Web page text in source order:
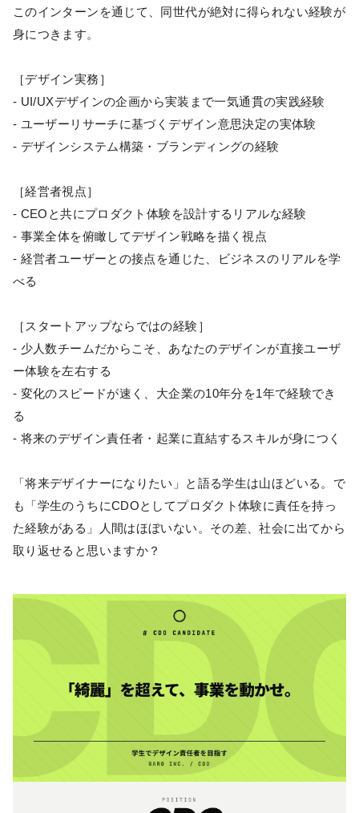
このインターンを通じて、同世代が絶対に得られない経験が
身につきます。
［デザイン実務］
- UI/UXデザインの企画から実装まで一気通貫の実践経験
- ユーザーリサーチに基づくデザイン意思決定の実体験
- デザインシステム構築・ブランディングの経験
［経営者視点］
- CEOと共にプロダクト体験を設計するリアルな経験
- 事業全体を俯瞰してデザイン戦略を描く視点
- 経営者ユーザーとの接点を通じた、ビジネスのリアルを学
べる
［スタートアップならではの経験］
- 少人数チームだからこそ、あなたのデザインが直接ユーザ
ー体験を左右する
- 変化のスピードが速く、大企業の10年分を1年で経験でき
る
- 将来のデザイン責任者・起業に直結するスキルが身につく
「将来デザイナーになりたい」と語る学生は山ほどいる。で
も「学生のうちにCDOとしてプロダクト体験に責任を持っ
た経験がある」人間はほぼいない。その差、社会に出てから
取り返せると思いますか？